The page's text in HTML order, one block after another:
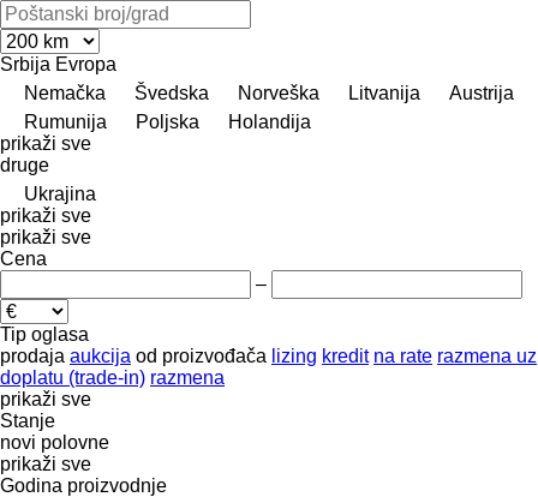
Srbija Evropa
Nemačka
Švedska Norveška Litvanija
Austrija
Rumunija
Poljska
Holandija
prikaži sve
druge
Ukrajina
prikaži sve
prikaži sve
Cena
–
Tip oglasa
prodaja aukcija od proizvođača lizing kredit na rate razmena uz
doplatu (trade-in) razmena
prikaži sve
Stanje
novi polovne
prikaži sve
Godina proizvodnje